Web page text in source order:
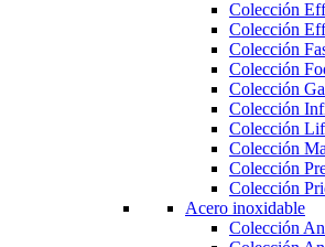
Colección
Colección
Colección
Colección
Colección
Colección
Colección
Colección
Colección
Colección
Acero inoxidable
Colección